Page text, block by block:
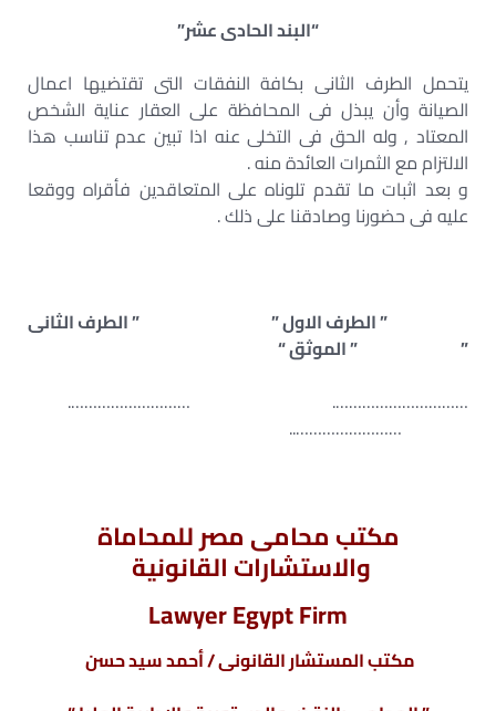
“البند الحادى عشر”
يتحمل الطرف الثانى بكافة النفقات التى تقتضيها اعمال
الصيانة وأن يبذل فى المحافظة على العقار عناية الشخص
المعتاد , وله الحق فى التخلى عنه اذا تبين عدم تناسب هذا
الالتزام مع الثمرات العائدة منه .
و بعد اثبات ما تقدم تلوناه على المتعاقدين فأقراه ووقعا
عليه فى حضورنا وصادقنا على ذلك .
” الطرف الاول ” ” الطرف الثانى
” ” الموثق “
…………………………. ……………………….
……………………..
مكتب محامى مصر للمحاماة
والاستشارات القانونية
Lawyer Egypt Firm
مكتب المستشار القانونى / أحمد سيد حسن